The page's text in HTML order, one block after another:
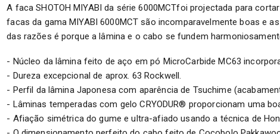
A faca SHOTOH MIYABI da série 6000MCTfoi projectada para
facas da gama MIYABI 6000MCT são incomparavelmente boas
das razões é porque a lâmina e o cabo se fundem
- Núcleo da lâmina feito de aço em pó MicroCarbide MC63
- Dureza excepcional de aprox. 63 Rockwell.
- Perfil da lâmina Japonesa com aparência de Tsuchime
- Lâminas temperadas com gelo CRYODUR® proporcionam uma
- Afiação simétrica do gume e ultra-afiado usando a técnica de